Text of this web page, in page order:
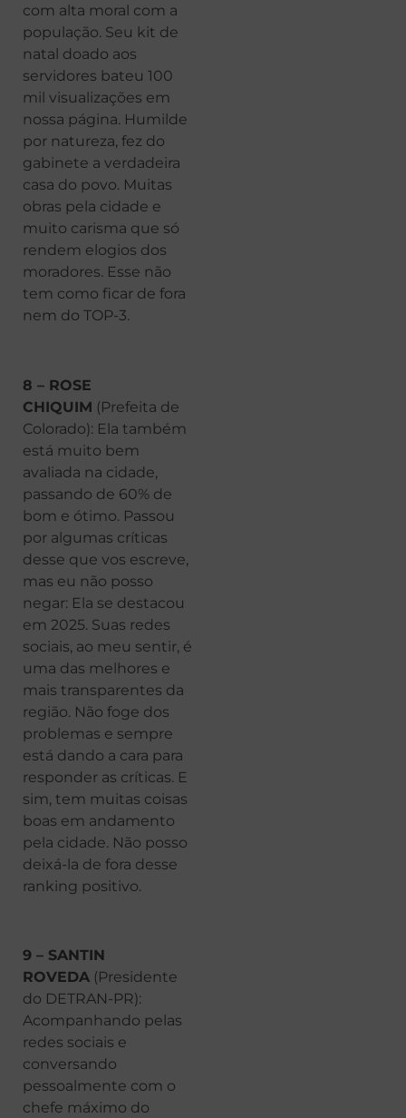
com alta moral com a
população. Seu kit de
natal doado aos
servidores bateu 100
mil visualizações em
nossa página. Humilde
por natureza, fez do
gabinete a verdadeira
casa do povo. Muitas
obras pela cidade e
muito carisma que só
rendem elogios dos
moradores. Esse não
tem como ficar de fora
nem do TOP-3.
8 – ROSE
CHIQUIM (Prefeita de
Colorado): Ela também
está muito bem
avaliada na cidade,
passando de 60% de
bom e ótimo. Passou
por algumas críticas
desse que vos escreve,
mas eu não posso
negar: Ela se destacou
em 2025. Suas redes
sociais, ao meu sentir, é
uma das melhores e
mais transparentes da
região. Não foge dos
problemas e sempre
está dando a cara para
responder as críticas. E
sim, tem muitas coisas
boas em andamento
pela cidade. Não posso
deixá-la de fora desse
ranking positivo.
9 – SANTIN
ROVEDA (Presidente
do DETRAN-PR):
Acompanhando pelas
redes sociais e
conversando
pessoalmente com o
chefe máximo do